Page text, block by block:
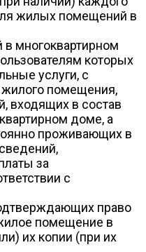
жилых помещений в
многоквартирном
которых
услуги, с
помещения,
входящих в состав
доме, а
проживающих в
за
с
право
помещение в
их копии (при их